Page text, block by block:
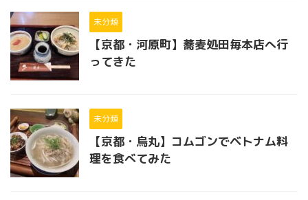
未分類
【京都・河原町】蕎麦処田毎本店へ行
ってきた
未分類
【京都・烏丸】コムゴンでベトナム料
理を食べてみた